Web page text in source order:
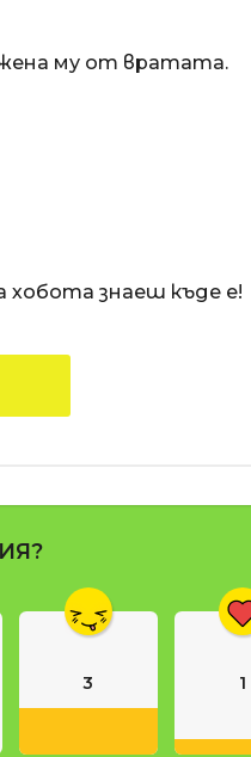
му от вратата.
хобота знаеш къде е!
3 1